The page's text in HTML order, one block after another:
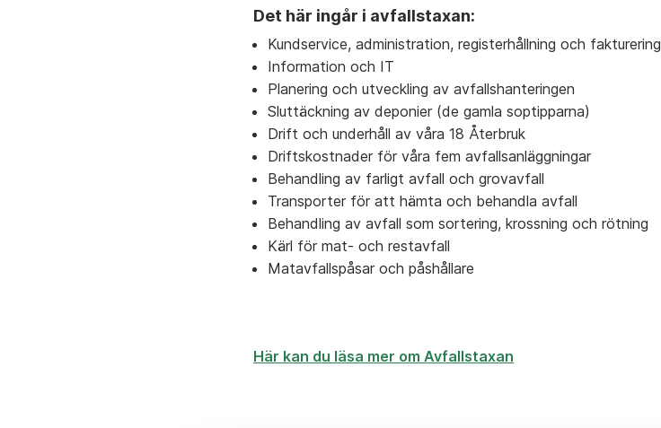
Det här ingår i avfallstaxan:
Kundservice, administration, registerhållning och fakturering
Information och IT
Planering och utveckling av avfallshanteringen
Sluttäckning av deponier (de gamla soptipparna)
Drift och underhåll av våra 18 Återbruk
Driftskostnader för våra fem avfallsanläggningar
Behandling av farligt avfall och grovavfall
Transporter för att hämta och behandla avfall
Behandling av avfall som sortering, krossning och rötning
Kärl för mat- och restavfall
Matavfallspåsar och påshållare
Här kan du läsa mer om Avfallstaxan